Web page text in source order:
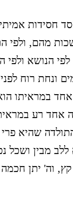
חסידות
מהם, ולפי
הנושא ולפי
ונחת רוח
במראיתו הוא
אחד רע
שהיא
מבין ושכל
וה' יתן חכמה